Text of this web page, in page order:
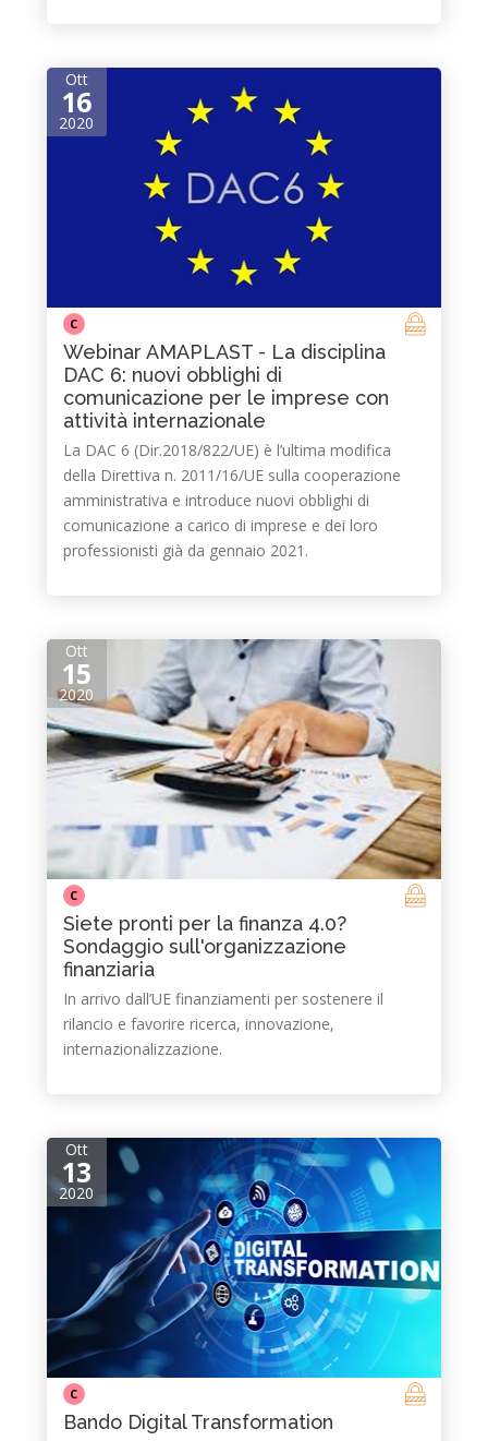
Ott
16
2020
C
Webinar AMAPLAST - La disciplina
DAC 6: nuovi obblighi di
comunicazione per le imprese con
attività internazionale
La DAC 6 (Dir.2018/822/UE) è l’ultima modifica
della Direttiva n. 2011/16/UE sulla cooperazione
amministrativa e introduce nuovi obblighi di
comunicazione a carico di imprese e dei loro
professionisti già da gennaio 2021.
Ott
15
2020
C
Siete pronti per la finanza 4.0?
Sondaggio sull'organizzazione
finanziaria
In arrivo dall’UE finanziamenti per sostenere il
rilancio e favorire ricerca, innovazione,
internazionalizzazione.
Ott
13
2020
C
Bando Digital Transformation